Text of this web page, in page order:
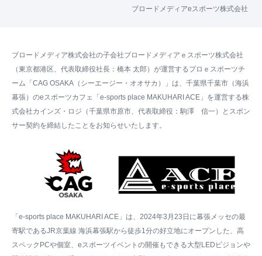
ブロードメディアeスポーツ株式会社
ブロードメディア株式会社の子会社ブロードメディアｅスポーツ株式会社
（東京都港区、代表取締役社長：橋本 太郎）が運営するプロｅスポーツチ
ーム「CAG OSAKA（シーエージー・オオサカ）」は、千葉県千葉市（海浜
幕張）のeスポーツカフェ「e-sports place MAKUHARI ACE」を運営する株
式会社カインズ・ロジ（千葉県市原市、代表取締役：駒澤 信一）とスポン
サー契約を締結したことをお知らせいたします。
「e-sports place MAKUHARI ACE」は、2024年3月23日に幕張メッセの最
寄駅であるJR京葉線 海浜幕張駅から徒歩1分の好立地にオープンした、高
スペックPCや個室、eスポーツイベントの開催もできる大型LEDビジョンや